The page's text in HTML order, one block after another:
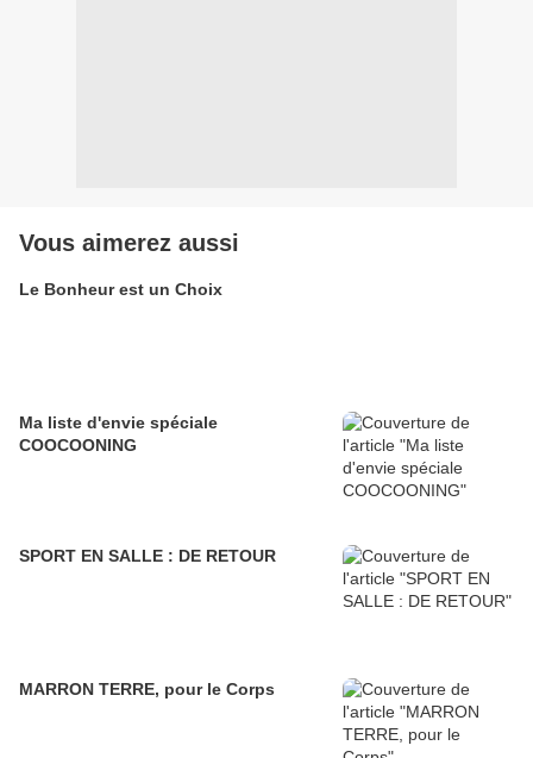
Vous aimerez aussi
Le Bonheur est un Choix
Ma liste d'envie spéciale
COOCOONING
SPORT EN SALLE : DE RETOUR
MARRON TERRE, pour le Corps